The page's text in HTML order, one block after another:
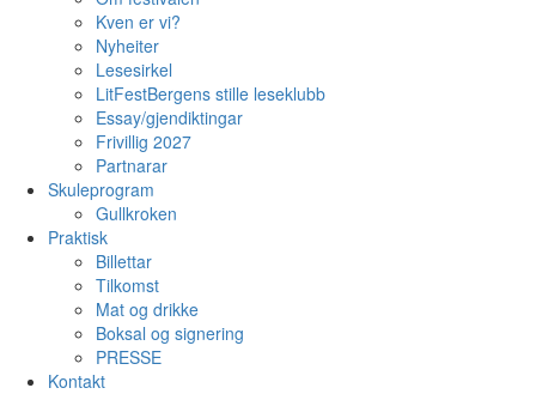
Kven er vi?
Nyheiter
Lesesirkel
LitFestBergens stille leseklubb
Essay/gjendiktingar
Frivillig 2027
Partnarar
Skuleprogram
Gullkroken
Praktisk
Billettar
Tilkomst
Mat og drikke
Boksal og signering
PRESSE
Kontakt